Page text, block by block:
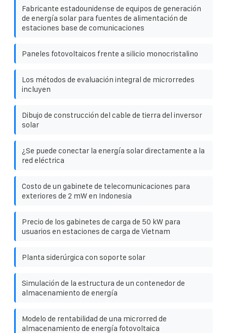
Fabricante estadounidense de equipos de generación
de energía solar para fuentes de alimentación de
estaciones base de comunicaciones
Paneles fotovoltaicos frente a silicio monocristalino
Los métodos de evaluación integral de microrredes
incluyen
Dibujo de construcción del cable de tierra del inversor
solar
¿Se puede conectar la energía solar directamente a la
red eléctrica
Costo de un gabinete de telecomunicaciones para
exteriores de 2 mW en Indonesia
Precio de los gabinetes de carga de 50 kW para
usuarios en estaciones de carga de Vietnam
Planta siderúrgica con soporte solar
Simulación de la estructura de un contenedor de
almacenamiento de energía
Modelo de rentabilidad de una microrred de
almacenamiento de energía fotovoltaica